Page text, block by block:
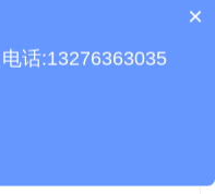
产品包含安装吗？
×
话:13276363035